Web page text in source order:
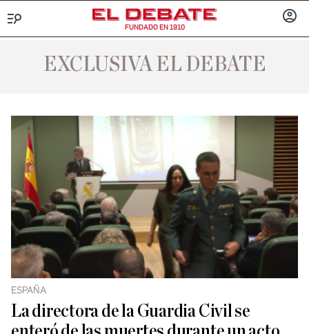
FUNDADO EN 1910
EXCLUSIVA EL DEBATE
ESPAÑA
La directora de la Guardia Civil se